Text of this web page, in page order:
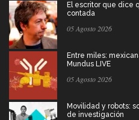
El escritor que dice
contada
05 Agosto 2026
Entre miles:
Mundus LIVE
05 Agosto 2026
Movilidad y robots:
de investigación